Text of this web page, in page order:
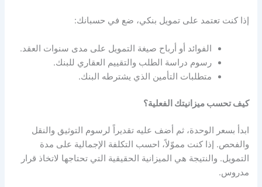
إذا كنت تعتمد على تمويل بنكي، ضع في حسبانك:
الفوائد أو أرباح صيغة التمويل على مدى سنوات العقد.
رسوم دراسة الطلب والتقييم العقاري للبنك.
متطلبات التأمين الذي يشترطه البنك.
كيف تحسب ميزانيتك الفعلية؟
ابدأ بسعر الوحدة، ثم أضف عليه تقديراً لرسوم التوثيق والنقل
والفحص. إذا كنت مموّلاً، احسب التكلفة الإجمالية على مدة
التمويل. والنتيجة هي الميزانية الحقيقية التي تحتاجها لاتخاذ قرار
مدروس.